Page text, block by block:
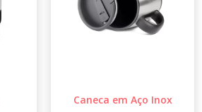
Caneca em Aço Inox